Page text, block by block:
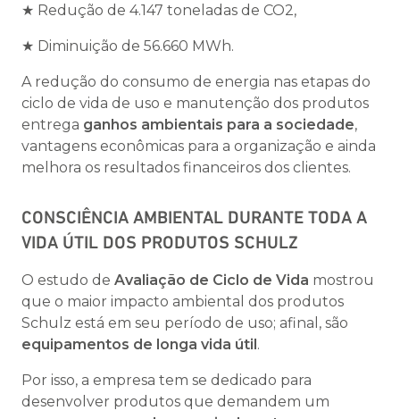
★ Redução de 4.147 toneladas de CO2,
★ Diminuição de 56.660 MWh.
A redução do consumo de energia nas etapas do
ciclo de vida de uso e manutenção dos produtos
entrega ganhos ambientais para a sociedade,
vantagens econômicas para a organização e ainda
melhora os resultados financeiros dos clientes.
CONSCIÊNCIA AMBIENTAL DURANTE TODA A
VIDA ÚTIL DOS PRODUTOS SCHULZ
O estudo de Avaliação de Ciclo de Vida mostrou
que o maior impacto ambiental dos produtos
Schulz está em seu período de uso; afinal, são
equipamentos de longa vida útil.
Por isso, a empresa tem se dedicado para
desenvolver produtos que demandem um